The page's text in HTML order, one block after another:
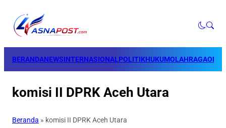
BERANDANEWSINTERNASIONALPOLITIKHUKUMOLAHRAGAOPINI
komisi II DPRK Aceh Utara
Beranda » komisi II DPRK Aceh Utara